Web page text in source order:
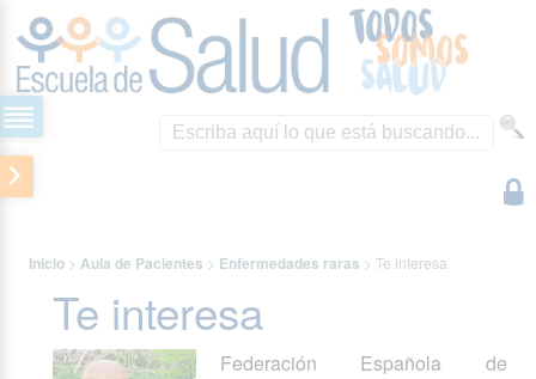
Inicio > Aula de Pacientes > Enfermedades raras >Te interesa
Te interesa
Federación Española de